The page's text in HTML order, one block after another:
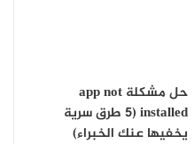
حل مشكلة app not
installed (5 طرق سرية
يخفيها عنك الخبراء)